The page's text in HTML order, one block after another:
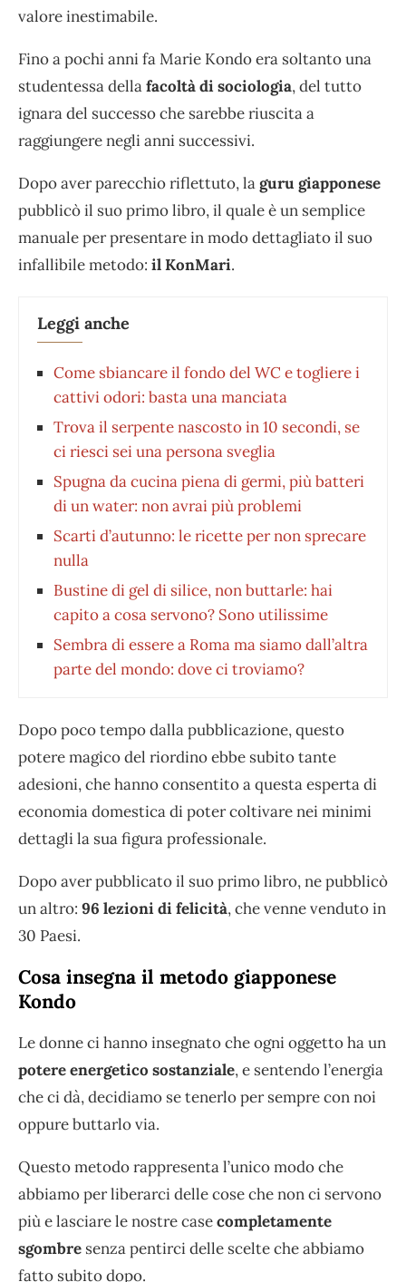
valore inestimabile.
Fino a pochi anni fa Marie Kondo era soltanto una
studentessa dellafacoltà di sociologia, del tutto
ignara del successo che sarebbe riuscita a
raggiungere negli anni successivi.
Dopo aver parecchio riflettuto, laguru giapponese
pubblicò il suo primo libro, il quale è un semplice
manuale per presentare in modo dettagliato il suo
infallibile metodo: il KonMari.
Leggi anche
Come sbiancare il fondo del WC e togliere i
cattivi odori: basta una manciata
Trova il serpente nascosto in 10 secondi, se
ci riesci sei una persona sveglia
Spugna da cucina piena di germi, più batteri
di un water: non avrai più problemi
Scarti d’autunno: le ricette per non sprecare
nulla
Bustine di gel di silice, non buttarle: hai
capito a cosa servono? Sono utilissime
Sembra di essere a Roma ma siamo dall’altra
parte del mondo: dove ci troviamo?
Dopo poco tempo dalla pubblicazione, questo
potere magico del riordino ebbe subito tante
adesioni, che hanno consentito a questa esperta di
economia domestica di poter coltivare nei minimi
dettagli la sua figura professionale.
Dopo aver pubblicato il suo primo libro, ne pubblicò
un altro: 96 lezioni di felicità, che venne venduto in
30 Paesi.
Cosa insegna il metodo giapponese
Kondo
Le donne ci hanno insegnato che ogni oggetto ha un
potere energetico sostanziale, e sentendo l’energia
che ci dà, decidiamo se tenerlo per sempre con noi
oppure buttarlo via.
Questo metodo rappresenta l’unico modo che
abbiamo per liberarci delle cose che non ci servono
più e lasciare le nostre casecompletamente
sgombre senza pentirci delle scelte che abbiamo
fatto subito dopo.